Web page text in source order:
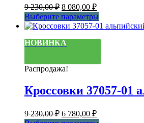
9 230,00₽ Первоначальная
цена
составляла
9
230,00 ₽.
8 080,00 ₽Текущая
цена:
8
Выберите параметры
товар
Опции
на
странице
НОВИНКА
Распродажа!
Кроссовки 37057-01
9 230,00₽ Первоначальная
цена
6 780,00 ₽Текущая
цена: